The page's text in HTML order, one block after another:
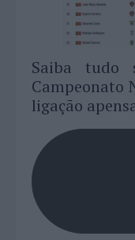
Saiba tudo
Campeonato
ligação